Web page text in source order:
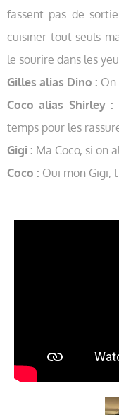
fassent pas de
cuisiner tout seuls
le sourire dans les
Gilles alias Dino : On
Coco alias Shirley :
temps pour les
Gigi : Ma Coco, si on
Coco : Oui mon Gigi,